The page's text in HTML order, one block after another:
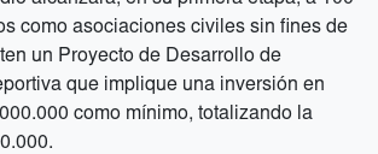
como asociaciones civiles sin fines de
un Proyecto de Desarrollo de
que implique una inversión en
como mínimo, totalizando la